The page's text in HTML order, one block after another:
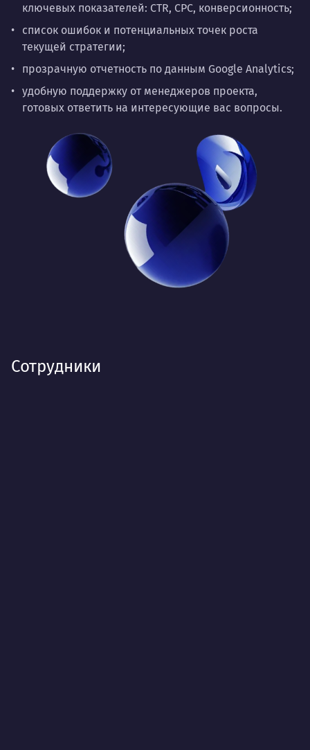
ключевых показателей: CTR, CPC, конверсионность;
список ошибок и потенциальных точек роста
текущей стратегии;
прозрачную отчетность по данным Google Analytics;
удобную поддержку от менеджеров проекта,
готовых ответить на интересующие вас вопросы.
Сотрудники